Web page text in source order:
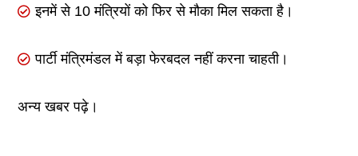
इनमें से 10 मंत्रियों को फिर से मौका मिल सकता है।
पार्टी मंत्रिमंडल में बड़ा फेरबदल नहीं करना चाहती।
अन्य खबर पढ़े।